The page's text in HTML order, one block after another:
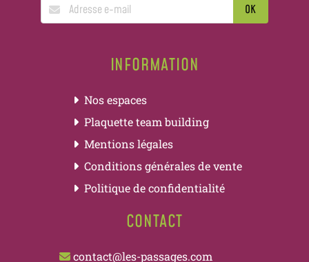
INFORMATION
Nos espaces
Plaquette team building
Mentions légales
Conditions générales de vente
Politique de confidentialité
CONTACT
contact@les-passages.com